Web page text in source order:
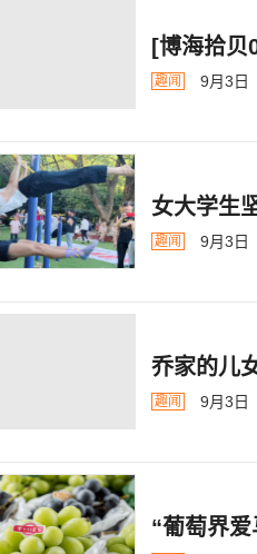
[博海拾贝
趣闻 9月3日
女大学生
趣闻 9月3日
乔家的儿
趣闻 9月3日
“葡萄界